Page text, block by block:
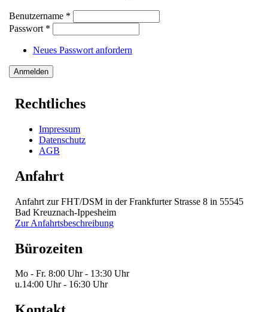
Benutzername *
Passwort *
Neues Passwort anfordern
Rechtliches
Impressum
Datenschutz
AGB
Anfahrt
Anfahrt zur FHT/DSM in der Frankfurter Strasse 8 in 55545
Bad Kreuznach-Ippesheim
Zur Anfahrtsbeschreibung
Bürozeiten
Mo - Fr. 8:00 Uhr - 13:30 Uhr
u.14:00 Uhr - 16:30 Uhr